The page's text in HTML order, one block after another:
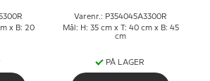
x B: 20
Varenr.: P354045A3300R
Mål: H: 35 cm x T: 40 cm x B: 45
cm
PÅ LAGER